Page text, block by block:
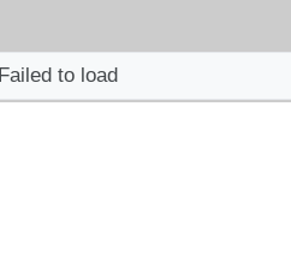
Failed to load